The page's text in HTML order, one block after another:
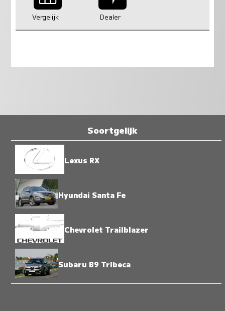
Vergelijk Dealer
Soortgelijk
Lexus RX
Hyundai Santa Fe
Chevrolet Trailblazer
Subaru B9 Tribeca